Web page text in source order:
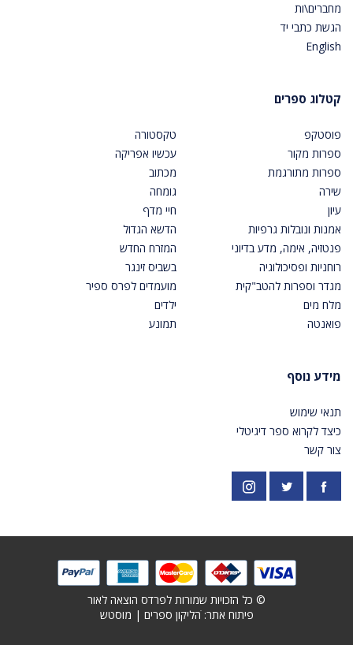
מחברים\ות
הגשת כתבי יד
English
קטלוג ספרים
פוסטקפ
ספרות מקור
ספרות מתורגמת
שירה
עיון
אמנות ונובלות גרפיות
פנטזיה, אימה, מדע בדיוני
רוחניות ופסיכולוגיה
מגדר וספרות להטב"קית
מלח מים
פואנטה
טקסטורה
עכשיו אפריקה
מכתוב
גומחה
חיי מדף
הדשא הגדול
המזרח החדש
בשביס זינגר
מועמדים לפרס ספיר
ילדים
תמונע
מידע נוסף
תנאי שימוש
כיצד לקרוא ספר דיגיטלי
צור קשר
פייסבוק https://twitter.com/PardesPublish
אינסטגרם
© כל הזכויות שמורות לפרדס הוצאה לאור
פיתוח אתר: ׁהליקון ספרים | מוסטש